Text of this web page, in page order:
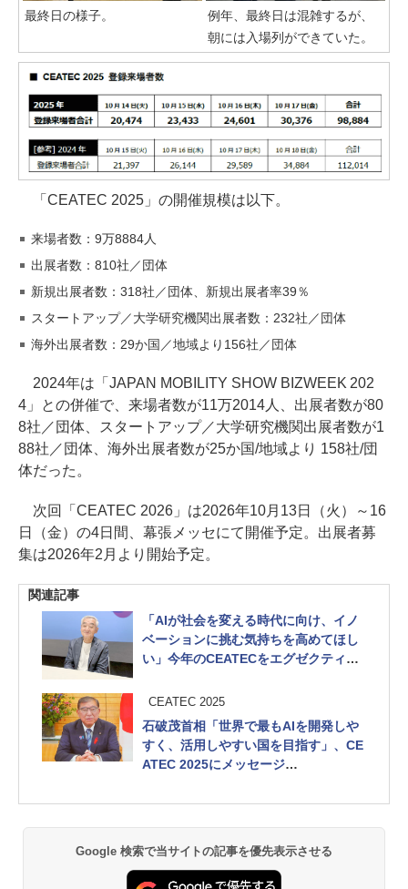
最終日の様子。
例年、最終日は混雑するが、
朝には入場列ができていた。
「CEATEC 2025」の開催規模は以下。
来場者数：9万8884人
出展者数：810社／団体
新規出展者数：318社／団体、新規出展者率39％
スタートアップ／大学研究機関出展者数：232社／団体
海外出展者数：29か国／地域より156社／団体
2024年は「JAPAN MOBILITY SHOW BIZWEEK 202
4」との併催で、来場者数が11万2014人、出展者数が80
8社／団体、スタートアップ／大学研究機関出展者数が1
88社／団体、海外出展者数が25か国/地域より 158社/団
体だった。
次回「CEATEC 2026」は2026年10月13日（火）～16
日（金）の4日間、幕張メッセにて開催予定。出展者募
集は2026年2月より開始予定。
関連記事
「AIが社会を変える時代に向け、イノ
ベーションに挑む気持ちを高めてほし
い」今年のCEATECをエグゼクティブ
AI関連出展は過去最多、AIでCEATEC
自体を活用する企画も
CEATEC 2025
石破茂首相「世界で最もAIを開発しや
すく、活用しやすい国を目指す」、CE
ATEC 2025にメッセージ
ンレポート
Google 検索で当サイトの記事を優先表示させる